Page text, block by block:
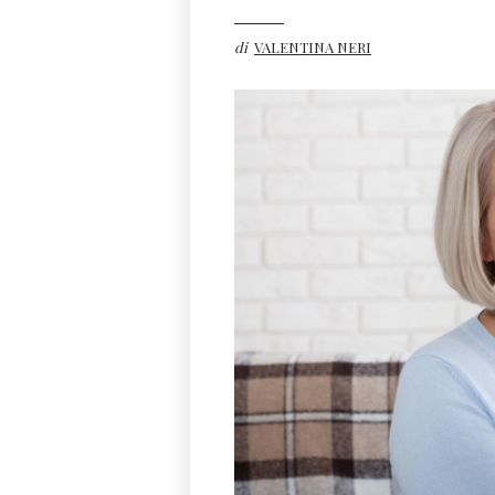
di VALENTINA NERI